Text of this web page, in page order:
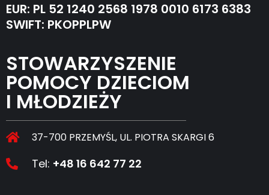
EUR: PL 52 1240 2568 1978 0010 6173 6383
SWIFT: PKOPPLPW
STOWARZYSZENIE
POMOCY DZIECIOM
I MŁODZIEŻY
37-700 PRZEMYŚL, UL. PIOTRA SKARGI 6
Tel: +48 16 642 77 22